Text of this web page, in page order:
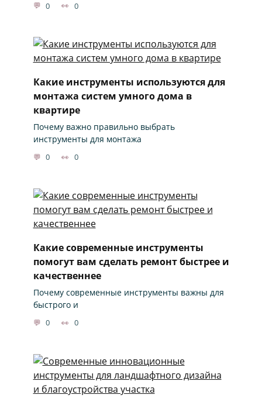
0 0
Какие инструменты используются для
монтажа систем умного дома в
квартире
Почему важно правильно выбрать
инструменты для монтажа
0 0
Какие современные инструменты
помогут вам сделать ремонт быстрее и
качественнее
Почему современные инструменты важны для
быстрого и
0 0